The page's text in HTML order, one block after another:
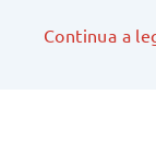
Continua a